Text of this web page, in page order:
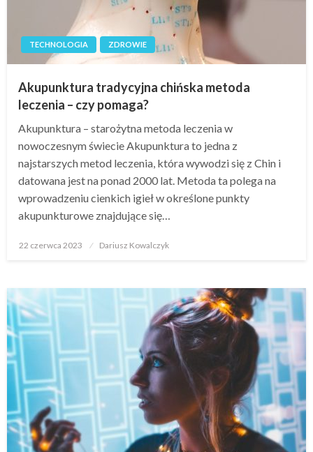
TECHNOLOGIA ZDROWIE
Akupunktura tradycyjna chińska metoda
leczenia – czy pomaga?
Akupunktura – starożytna metoda leczenia w
nowoczesnym świecie Akupunktura to jedna z
najstarszych metod leczenia, która wywodzi się z Chin i
datowana jest na ponad 2000 lat. Metoda ta polega na
wprowadzeniu cienkich igieł w określone punkty
akupunkturowe znajdujące się…
Opublikowane
22 czerwca 2023 Dariusz Kowalczyk